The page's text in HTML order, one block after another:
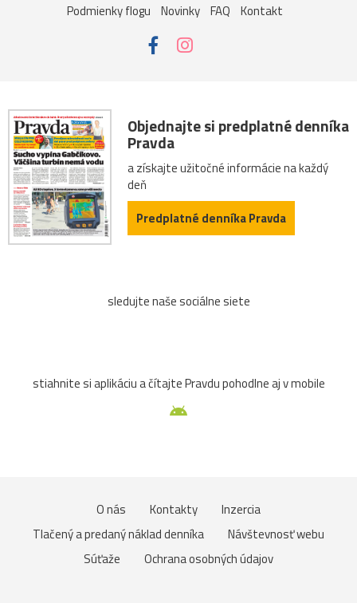
Podmienky flogu Novinky FAQ Kontakt
Objednajte si predplatné denníka
Pravda
a získajte užitočné informácie na každý
deň
Predplatné denníka Pravda
sledujte naše sociálne siete
stiahnite si aplikáciu a čítajte Pravdu pohodlne aj v mobile
O nás Kontakty
Inzercia
Tlačený a predaný náklad denníka
Návštevnosť webu
Súťaže
Ochrana osobných údajov